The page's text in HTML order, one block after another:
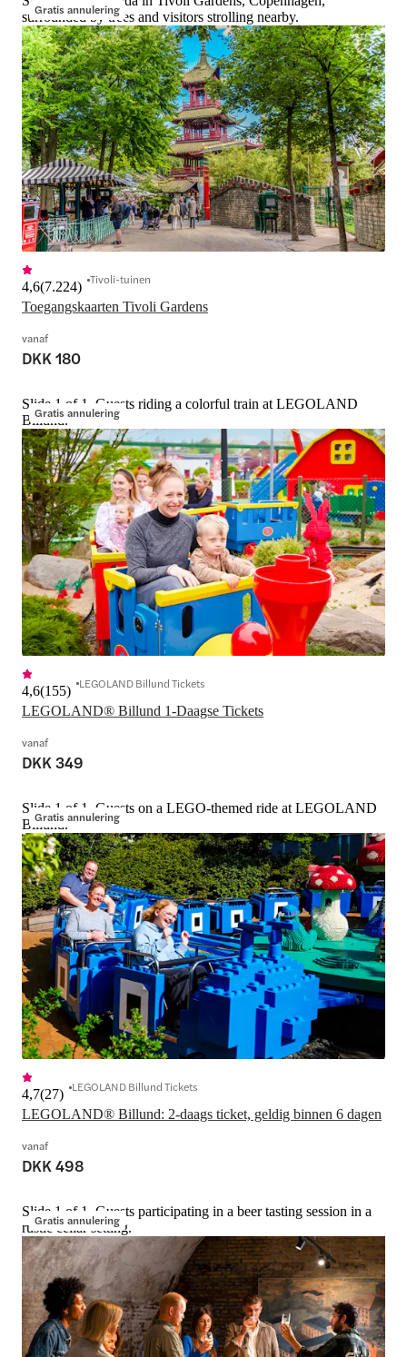
Gratis annulering
surrounded by trees and visitors strolling nearby.
Toegangskaarten Tivoli Gardens
4,6(7.224) Tivoli-tuinen
vanaf
DKK 180
Gratis annulering
Slide 1 of 1, Guests riding a colorful train at LEGOLAND
Billund.
LEGOLAND® Billund 1-Daagse Tickets
4,6(155) LEGOLAND Billund Tickets
vanaf
DKK 349
Gratis annulering
Slide 1 of 1, Guests on a LEGO-themed ride at LEGOLAND
Billund.
LEGOLAND® Billund: 2-daags ticket, geldig binnen 6 dagen
4,7(27) LEGOLAND Billund Tickets
vanaf
DKK 498
Gratis annulering
Slide 1 of 1, Guests participating in a beer tasting session in a
rustic cellar setting.